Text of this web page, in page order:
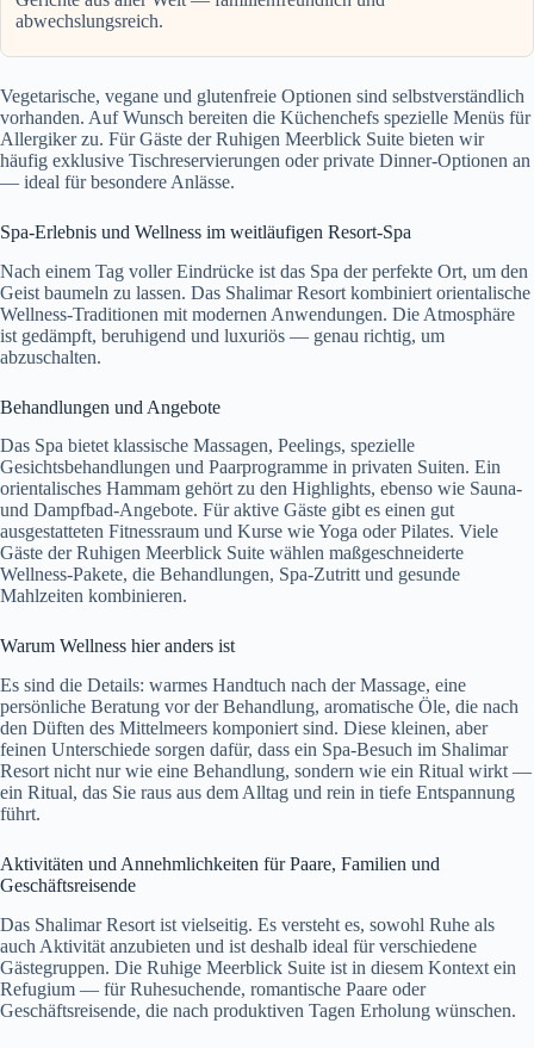
abwechslungsreich.
Vegetarische, vegane und glutenfreie Optionen sind selbstverständlich
vorhanden. Auf Wunsch bereiten die Küchenchefs spezielle Menüs für
Allergiker zu. Für Gäste der Ruhigen Meerblick Suite bieten wir
häufig exklusive Tischreservierungen oder private Dinner-Optionen an
— ideal für besondere Anlässe.
Spa-Erlebnis und Wellness im weitläufigen Resort-Spa
Nach einem Tag voller Eindrücke ist das Spa der perfekte Ort, um den
Geist baumeln zu lassen. Das Shalimar Resort kombiniert orientalische
Wellness-Traditionen mit modernen Anwendungen. Die Atmosphäre
ist gedämpft, beruhigend und luxuriös — genau richtig, um
abzuschalten.
Behandlungen und Angebote
Das Spa bietet klassische Massagen, Peelings, spezielle
Gesichtsbehandlungen und Paarprogramme in privaten Suiten. Ein
orientalisches Hammam gehört zu den Highlights, ebenso wie Sauna-
und Dampfbad-Angebote. Für aktive Gäste gibt es einen gut
ausgestatteten Fitnessraum und Kurse wie Yoga oder Pilates. Viele
Gäste der Ruhigen Meerblick Suite wählen maßgeschneiderte
Wellness-Pakete, die Behandlungen, Spa-Zutritt und gesunde
Mahlzeiten kombinieren.
Warum Wellness hier anders ist
Es sind die Details: warmes Handtuch nach der Massage, eine
persönliche Beratung vor der Behandlung, aromatische Öle, die nach
den Düften des Mittelmeers komponiert sind. Diese kleinen, aber
feinen Unterschiede sorgen dafür, dass ein Spa-Besuch im Shalimar
Resort nicht nur wie eine Behandlung, sondern wie ein Ritual wirkt —
ein Ritual, das Sie raus aus dem Alltag und rein in tiefe Entspannung
führt.
Aktivitäten und Annehmlichkeiten für Paare, Familien und
Geschäftsreisende
Das Shalimar Resort ist vielseitig. Es versteht es, sowohl Ruhe als
auch Aktivität anzubieten und ist deshalb ideal für verschiedene
Gästegruppen. Die Ruhige Meerblick Suite ist in diesem Kontext ein
Refugium — für Ruhesuchende, romantische Paare oder
Geschäftsreisende, die nach produktiven Tagen Erholung wünschen.